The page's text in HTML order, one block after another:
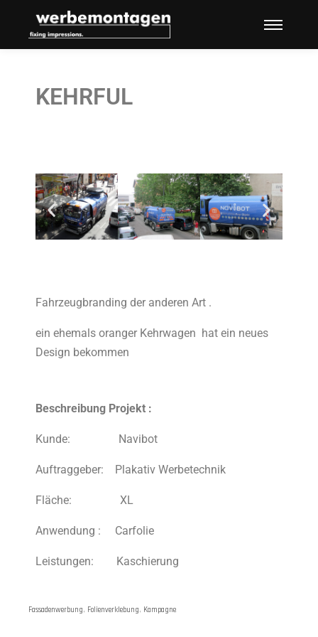
KEHRFUL
Fahrzeugbranding der anderen Art .
ein ehemals oranger Kehrwagen hat ein neues
Design bekommen
Beschreibung Projekt :
Kunde: Navibot
Auftraggeber: Plakativ Werbetechnik
Fläche: XL
Anwendung : Carfolie
Leistungen: Kaschierung
Fassadenwerbung, Folienverklebung, Kampagne